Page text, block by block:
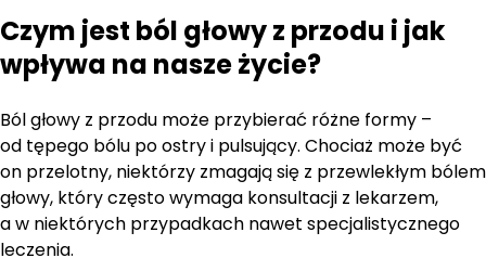
Czym jest ból głowy z przodu i jak
wpływa na nasze życie?
Ból głowy z przodu może przybierać różne formy –
od tępego bólu po ostry i pulsujący. Chociaż może być
on przelotny, niektórzy zmagają się z przewlekłym bólem
głowy, który często wymaga konsultacji z lekarzem,
a w niektórych przypadkach nawet specjalistycznego
leczenia.